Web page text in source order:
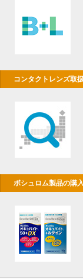
コンタクトレンズ取
ボシュロム製品の購入